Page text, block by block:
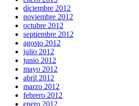
diciembre 2012
noviembre 2012
octubre 2012
septiembre 2012
agosto 2012
julio 2012
junio 2012
mayo 2012
abril 2012
marzo 2012
febrero 2012
enero 2012